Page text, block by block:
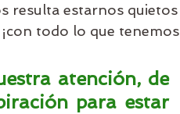
resulta estarnos quietos
¡con todo lo que tenemos
atención, de
para estar